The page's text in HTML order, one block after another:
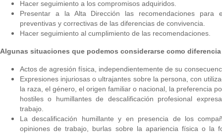
Hacer seguimiento a los compromisos adquiridos.
Presentar a la Alta Dirección las recomendaciones para
preventivas y correctivas de las diferencias de convivencia.
Hacer seguimiento al cumplimiento de las recomendaciones.
Algunas situaciones que podemos considerarse como
Actos de agresión física, independientemente de su
Expresiones injuriosas o ultrajantes sobre la persona, con
la raza, el género, el origen familiar o nacional, la preferencia
hostiles o humillantes de descalificación profesional
trabajo.
La descalificación humillante y en presencia de los
opiniones de trabajo, burlas sobre la apariencia física o la